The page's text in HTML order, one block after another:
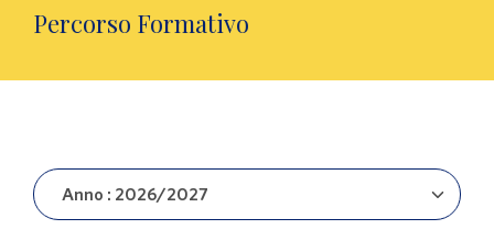
Percorso Formativo